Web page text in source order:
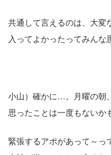
共通して言えるのは、大変
入ってよかったってみんな
小山）確かに…。月曜の朝
思ったことは一度もないか
緊張するアポがあって～っ